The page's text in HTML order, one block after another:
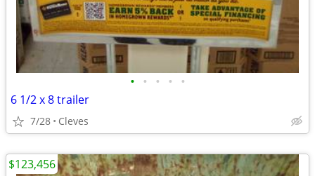
• • • • •
6 1/2 x 8 trailer
7/28 Cleves
$123,456